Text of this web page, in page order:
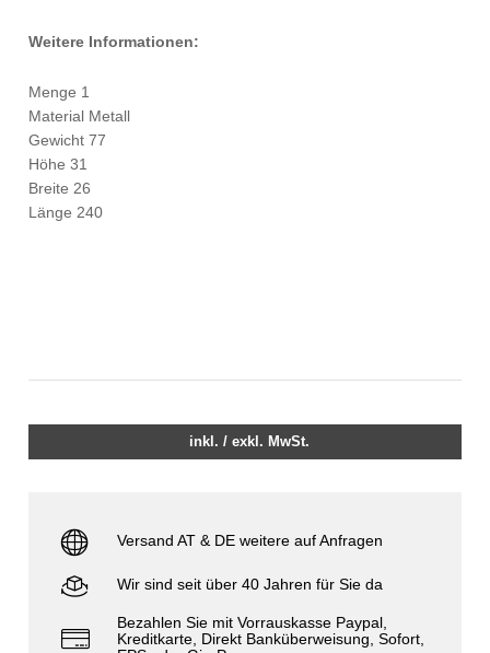
Weitere Informationen:
Menge 1
Material Metall
Gewicht 77
Höhe 31
Breite 26
Länge 240
inkl. / exkl. MwSt.
Versand AT & DE weitere auf Anfragen
Wir sind seit über 40 Jahren für Sie da
Bezahlen Sie mit Vorrauskasse Paypal,
Kreditkarte, Direkt Banküberweisung, Sofort,